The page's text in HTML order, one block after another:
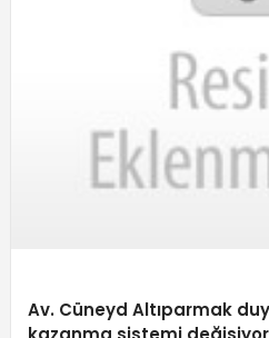
Av. Cüneyd Altıparmak